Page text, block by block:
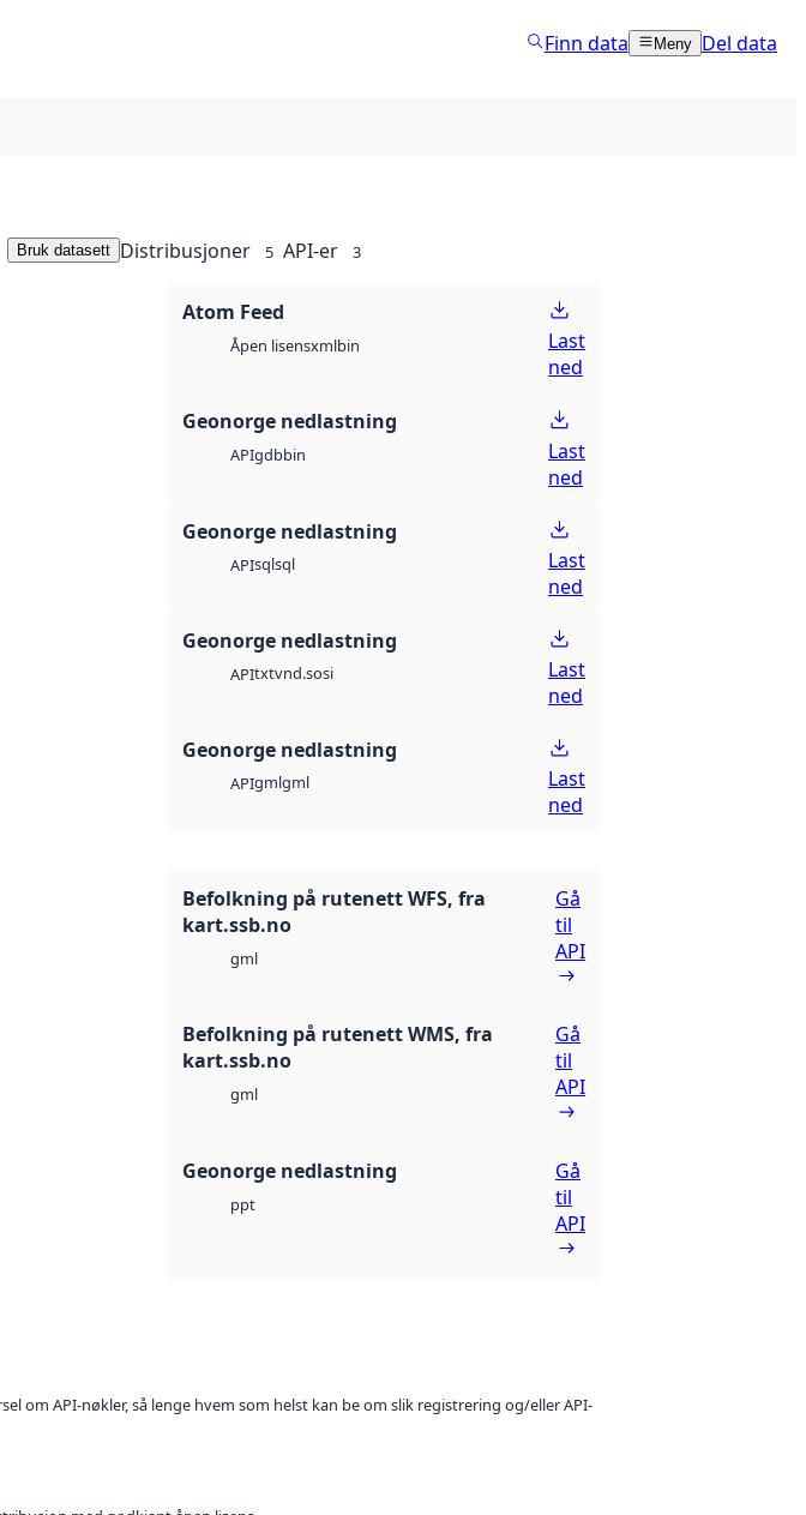
Finn data Meny Del data
Bruk datasett Distribusjoner 5 API-er 3
Atom Feed
Åpen lisensxmlbin
Last
ned
Geonorge nedlastning
APIgdbbin
Last
ned
Geonorge nedlastning
APIsqlsql
Last
ned
Geonorge nedlastning
APItxtvnd.sosi
Last
ned
Geonorge nedlastning
APIgmlgml
Last
ned
Befolkning på rutenett WFS, fra
kart.ssb.no
gml
Gå
til
API
Befolkning på rutenett WMS, fra
kart.ssb.no
gml
Gå
til
API
Geonorge nedlastning
ppt
Gå
til
API
om API-nøkler, så lenge hvem som helst kan be om slik registrering og/eller API-